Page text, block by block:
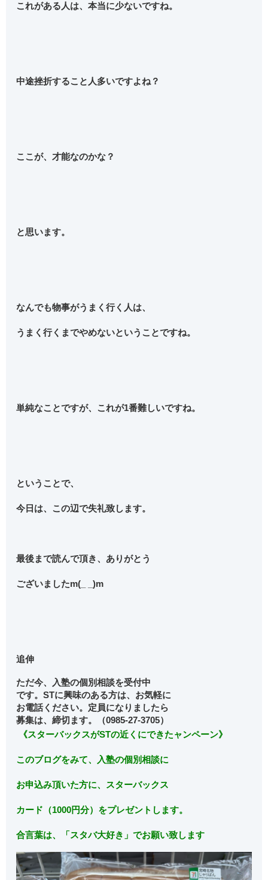
これがある人は、本当に少ないですね。
中途挫折すること人多いですよね？
ここが、才能なのかな？
と思います。
なんでも物事がうまく行く人は、
うまく行くまでやめないということですね。
単純なことですが、これが1番難しいですね。
ということで、
今日は、この辺で失礼致します。
最後まで読んで頂き、ありがとう
ございましたm(_ _)m
追伸
ただ今、入塾の個別相談を受付中
です。STに興味のある方は、お気軽に
お電話ください。定員になりましたら
募集は、締切ます。（0985-27-3705）
《スターバックスがSTの近くにできたャンペーン》
このブログをみて、入塾の個別相談に
お申込み頂いた方に、スターバックス
カード（1000円分）をプレゼントします。
合言葉は、「スタバ大好き」でお願い致します